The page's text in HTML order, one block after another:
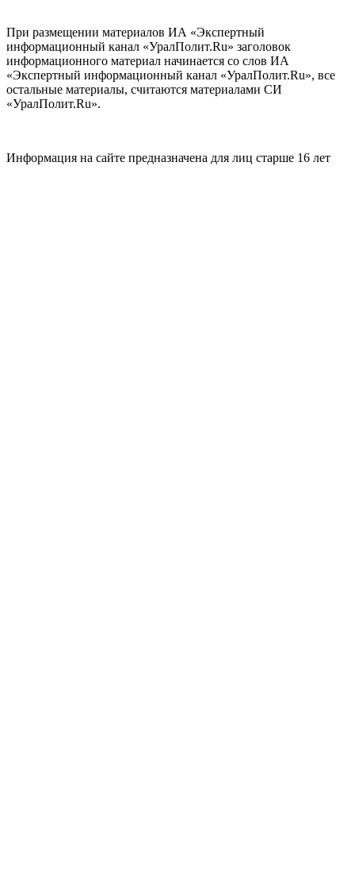
При размещении материалов ИА «Экспертный
информационный канал «УралПолит.Ru» заголовок
информационного материал начинается со слов ИА
«Экспертный информационный канал «УралПолит.Ru», все
остальные материалы, считаются материалами СИ
«УралПолит.Ru».
Информация на сайте предназначена для лиц старше 16 лет